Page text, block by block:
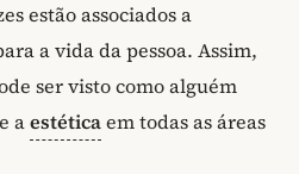
estão associados a
a vida da pessoa. Assim,
ser visto como alguém
aestéticaem todas as áreas